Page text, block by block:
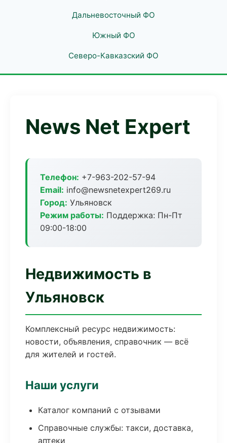
Дальневосточный ФО
Южный ФО
Северо-Кавказский ФО
News Net Expert
Телефон: +7-963-202-57-94
Email: info@newsnetexpert269.ru
Город: Ульяновск
Режим работы: Поддержка: Пн-Пт
09:00-18:00
Недвижимость в
Ульяновск
Комплексный ресурс недвижимость:
новости, объявления, справочник — всё
для жителей и гостей.
Наши услуги
Каталог компаний с отзывами
Справочные службы: такси, доставка,
аптеки